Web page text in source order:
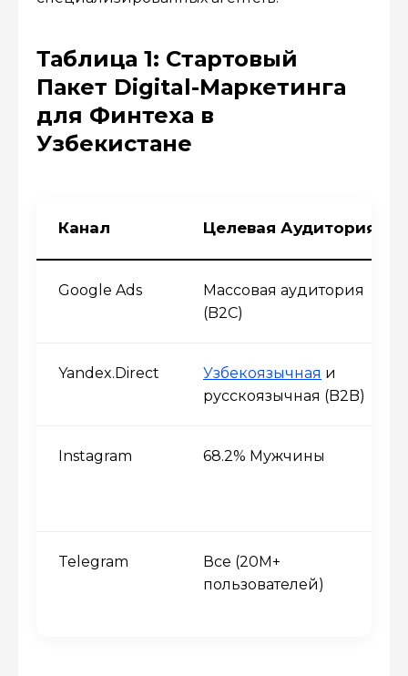
Таблица 1: Стартовый
Пакет Digital-Маркетинга
для Финтеха в
Узбекистане
Канал Целевая Аудитория
Google Ads
Массовая аудитория
(B2C)
Yandex.Direct Узбекоязычная и
русскоязычная (B2B)
Instagram 68.2% Мужчины
Telegram
Все (20М+
пользователей)